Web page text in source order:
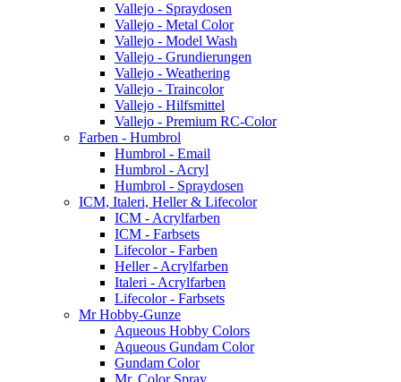
Vallejo - Spraydosen
Vallejo - Metal Color
Vallejo - Model Wash
Vallejo - Grundierungen
Vallejo - Weathering
Vallejo - Traincolor
Vallejo - Hilfsmittel
Vallejo - Premium RC-Color
Farben - Humbrol
Humbrol - Email
Humbrol - Acryl
Humbrol - Spraydosen
ICM, Italeri, Heller & Lifecolor
ICM - Acrylfarben
ICM - Farbsets
Lifecolor - Farben
Heller - Acrylfarben
Italeri - Acrylfarben
Lifecolor - Farbsets
Mr Hobby-Gunze
Aqueous Hobby Colors
Aqueous Gundam Color
Gundam Color
Mr. Color Spray